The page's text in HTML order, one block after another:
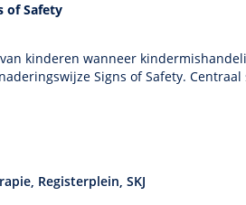
of Safety
kin­de­ren wanneer
Signs of Safety.
Registerplein, SKJ